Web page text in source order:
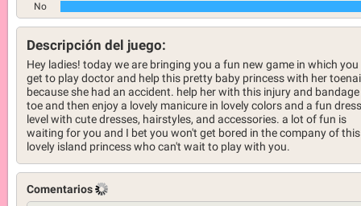
No
Descripción del juego:
Hey ladies! today we are bringing you a fun new game in which
get to play doctor and help this pretty baby princess with her
because she had an accident. help her with this injury and
toe and then enjoy a lovely manicure in lovely colors and a fun
level with cute dresses, hairstyles, and accessories. a lot of fun is
waiting for you and I bet you won't get bored in the company of this
lovely island princess who can't wait to play with you.
Comentarios